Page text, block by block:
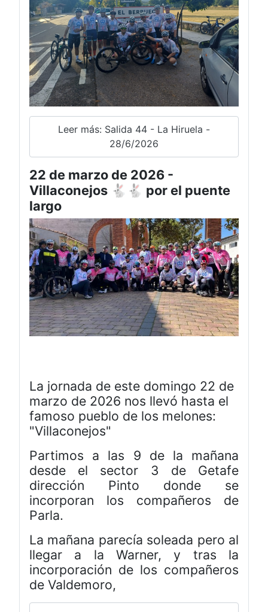
Leer más: Salida 44 - La Hiruela -
28/6/2026
22 de marzo de 2026 -
Villaconejos 🐇🐇 por el puente
largo
La jornada de este domingo 22 de
marzo de 2026 nos llevó hasta el
famoso pueblo de los melones:
"Villaconejos"
Partimos a las 9 de la mañana
desde el sector 3 de Getafe
dirección Pinto donde se
incorporan los compañeros de
Parla.
La mañana parecía soleada pero al
llegar a la Warner, y tras la
incorporación de los compañeros
de Valdemoro,